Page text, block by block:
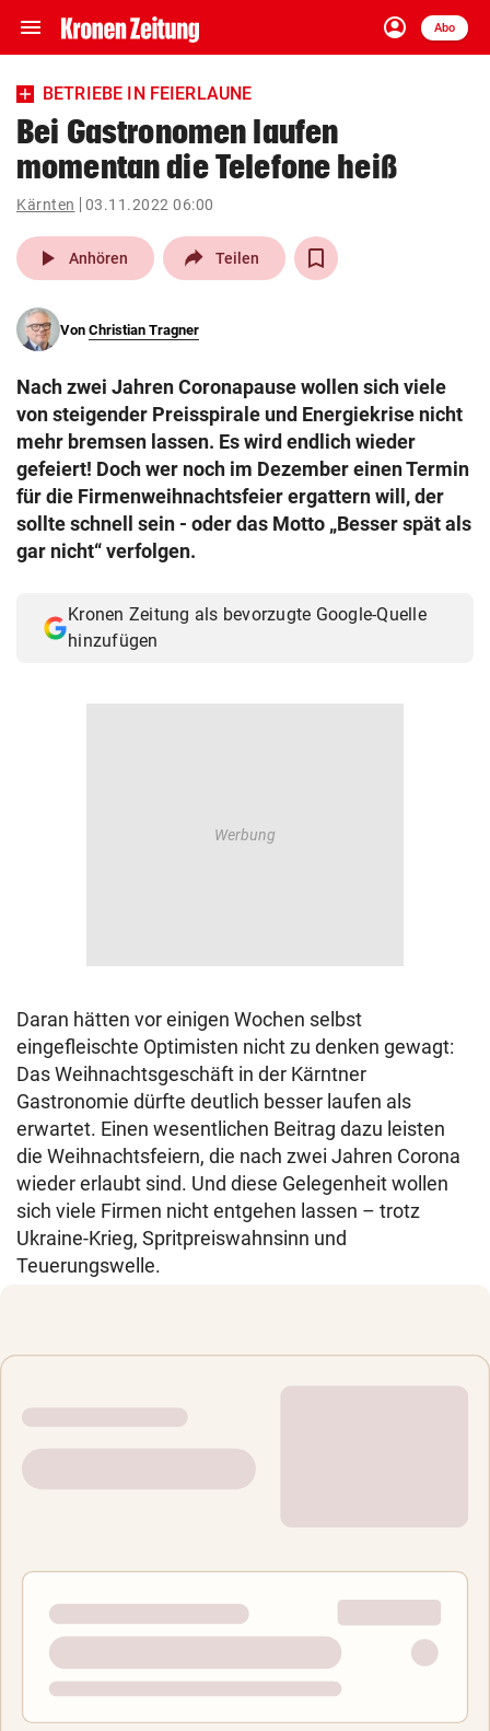
menu Navigation
ein-/ausklappen
account_circle
Anmelden
Abo
close Schließen
account_circle Anmelden
arrow_right
pin_drop
Wien arrow_right
search
eingeben
© Krone Multimedia GmbH & Co KG 2026
Muthgasse 2, 1190 Wien
BETRIEBE IN FEIERLAUNE
Bei Gastronomen laufen
momentan die Telefone heiß
Kärnten 03.11.2022 06:00
play_arrow Anhören Teilen
Von Christian Tragner
Nach zwei Jahren Coronapause wollen sich viele
von steigender Preisspirale und Energiekrise nicht
mehr bremsen lassen. Es wird endlich wieder
gefeiert! Doch wer noch im Dezember einen Termin
für die Firmenweihnachtsfeier ergattern will, der
sollte schnell sein - oder das Motto „Besser spät als
gar nicht“ verfolgen.
Kronen Zeitung als bevorzugte Google-Quelle
hinzufügen
Daran hätten vor einigen Wochen selbst
eingefleischte Optimisten nicht zu denken gewagt:
Das Weihnachtsgeschäft in der Kärntner
Gastronomie dürfte deutlich besser laufen als
erwartet. Einen wesentlichen Beitrag dazu leisten
die Weihnachtsfeiern, die nach zwei Jahren Corona
wieder erlaubt sind. Und diese Gelegenheit wollen
sich viele Firmen nicht entgehen lassen – trotz
Ukraine-Krieg, Spritpreiswahnsinn und
Teuerungswelle.